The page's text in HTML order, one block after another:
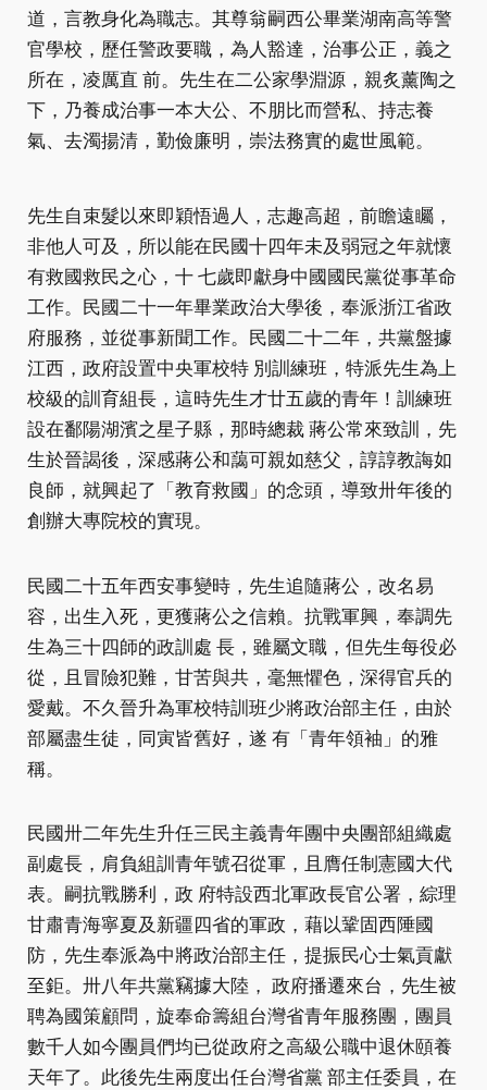
道，言教身化為職志。其尊翁嗣西公畢業湖南高等警
官學校，歷任警政要職，為人豁達，治事公正，義之
所在，凌厲直 前。先生在二公家學淵源，親炙薰陶之
下，乃養成治事一本大公、不朋比而營私、持志養
氣、去濁揚清，勤儉廉明，崇法務實的處世風範。
先生自束髮以來即穎悟過人，志趣高超，前瞻遠矚，
非他人可及，所以能在民國十四年未及弱冠之年就懷
有救國救民之心，十 七歲即獻身中國國民黨從事革命
工作。民國二十一年畢業政治大學後，奉派浙江省政
府服務，並從事新聞工作。民國二十二年，共黨盤據
江西，政府設置中央軍校特 別訓練班，特派先生為上
校級的訓育組長，這時先生才廿五歲的青年！訓練班
設在鄱陽湖濱之星子縣，那時總裁 蔣公常來致訓，先
生於晉謁後，深感蔣公和藹可親如慈父，諄諄教誨如
良師，就興起了「教育救國」的念頭，導致卅年後的
創辦大專院校的實現。
民國二十五年西安事變時，先生追隨蔣公，改名易
容，出生入死，更獲蔣公之信賴。抗戰軍興，奉調先
生為三十四師的政訓處 長，雖屬文職，但先生每役必
從，且冒險犯難，甘苦與共，毫無懼色，深得官兵的
愛戴。不久晉升為軍校特訓班少將政治部主任，由於
部屬盡生徒，同寅皆舊好，遂 有「青年領袖」的雅
稱。
民國卅二年先生升任三民主義青年團中央團部組織處
副處長，肩負組訓青年號召從軍，且膺任制憲國大代
表。嗣抗戰勝利，政 府特設西北軍政長官公署，綜理
甘肅青海寧夏及新疆四省的軍政，藉以鞏固西陲國
防，先生奉派為中將政治部主任，提振民心士氣貢獻
至鉅。卅八年共黨竊據大陸， 政府播遷來台，先生被
聘為國策顧問，旋奉命籌組台灣省青年服務團，團員
數千人如今團員們均已從政府之高級公職中退休頤養
天年了。此後先生兩度出任台灣省黨 部主任委員，在